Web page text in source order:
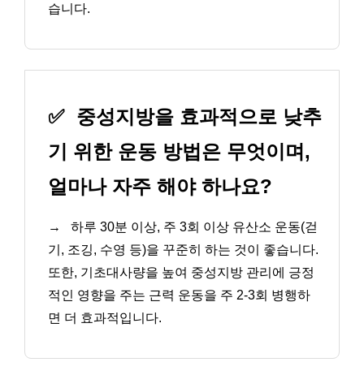
습니다.
✅ 중성지방을 효과적으로 낮추
기 위한 운동 방법은 무엇이며,
얼마나 자주 해야 하나요?
→
하루 30분 이상, 주 3회 이상 유산소 운동(걷
기, 조깅, 수영 등)을 꾸준히 하는 것이 좋습니다.
또한, 기초대사량을 높여 중성지방 관리에 긍정
적인 영향을 주는 근력 운동을 주 2-3회 병행하
면 더 효과적입니다.